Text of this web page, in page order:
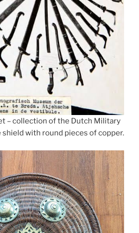
– collection of the Dutch Military
shield with round pieces of copper.